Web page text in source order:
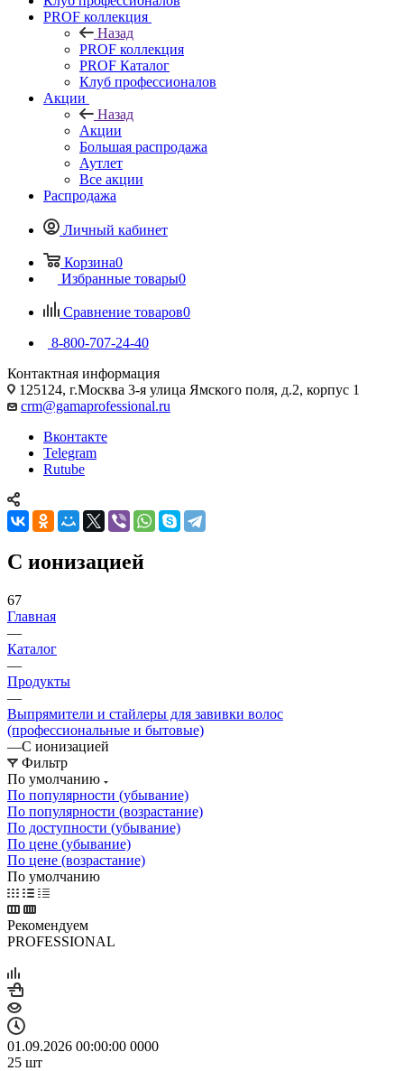
PROF коллекция
Назад
PROF коллекция
PROF Каталог
Клуб профессионалов
Акции
Назад
Акции
Большая распродажа
Аутлет
Все акции
Распродажа
Личный кабинет
Корзина0
Избранные товары0
Сравнение товаров0
8-800-707-24-40
Контактная информация
125124, г.Москва 3-я улица Ямского поля, д.2, корпус 1
crm@gamaprofessional.ru
Вконтакте
Telegram
Rutube
С ионизацией
67
Главная
—
Каталог
—
Продукты
—
Выпрямители и стайлеры для завивки волос
(профессиональные и бытовые)
—С ионизацией
Фильтр
По умолчанию
По популярности (убывание)
По популярности (возрастание)
По доступности (убывание)
По цене (убывание)
По цене (возрастание)
По умолчанию
Рекомендуем
PROFESSIONAL
01.09.2026 00:00:00 0000
25 шт